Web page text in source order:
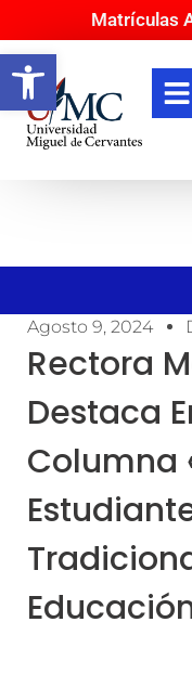
Abrir
Matrículas
Agosto 9, 2024
Rectora
Destaca
Columna